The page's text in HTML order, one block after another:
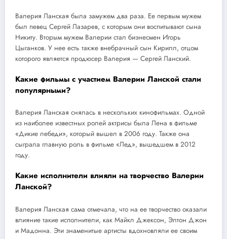
Валерия Ланская была замужем два раза. Ее первым мужем
был певец Сергей Лазарев, с которым они воспитывают сына
Никиту. Вторым мужем Валерии стал бизнесмен Игорь
Цыганков. У нее есть также внебрачный сын Кирилл, отцом
которого является продюсер Валерия — Сергей Ланский.
Какие фильмы с участием Валерии Ланской стали
популярными?
Валерия Ланская снялась в нескольких кинофильмах. Одной
из наиболее известных ролей актрисы была Лена в фильме
«Дикие лебеди», который вышел в 2006 году. Также она
сыграла главную роль в фильме «Лед», вышедшем в 2012
году.
Какие исполнители влияли на творчество Валерии
Ланской?
Валерия Ланская сама отмечала, что на ее творчество оказали
влияние такие исполнители, как Майкл Джексон, Элтон Джон
и Мадонна. Эти знаменитые артисты вдохновляли ее своим